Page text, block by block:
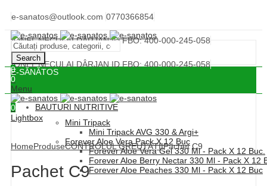
e-sanatos@outlook.com 0770366854
IONEL NECULAI DÂRJAN ID FBO: 400-000-245-058
IONEL NECULAI DÂRJAN ID FBO: 400-000-245-058
Search
0
0
Menu
0
E-SĂNĂTOS
BAUTURI NUTRITIVE
Mini Tripack
Mini Tripack AVG 330 & Argi+
Forever Aloe Vera Pack X 12 Buc
Forever Aloe Vera Gel 330 Ml - Pack X 12 Buc.
Forever Aloe Berry Nectar 330 Ml - Pack X 12
Forever Aloe Peaches 330 Ml - Pack X 12 Buc
Lightbox
HomeProduseCONTROLUL GREUTĂȚIIPachet C9
Pachet C9